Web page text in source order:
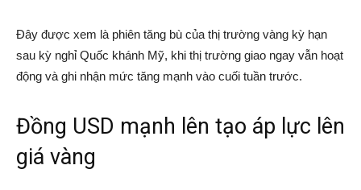
Đây được xem là phiên tăng bù của thị trường vàng kỳ hạn
sau kỳ nghỉ Quốc khánh Mỹ, khi thị trường giao ngay vẫn hoạt
động và ghi nhận mức tăng mạnh vào cuối tuần trước.
Đồng USD mạnh lên tạo áp lực lên
giá vàng